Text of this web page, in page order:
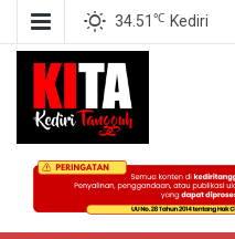
34.51 ℃ Kediri
Kediri
Berita Akurat Terpercaya